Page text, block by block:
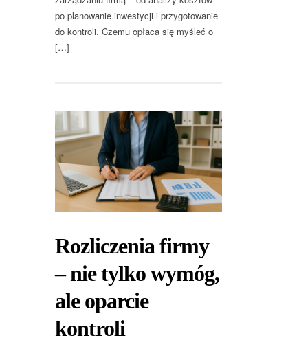
po planowanie inwestycji i przygotowanie
do kontroli. Czemu opłaca się myśleć o
[…]
Rozliczenia firmy
– nie tylko wymóg,
ale oparcie
kontroli